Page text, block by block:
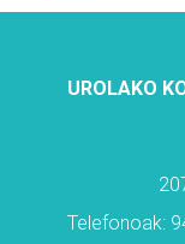
UROLAKO
Telefonoak: